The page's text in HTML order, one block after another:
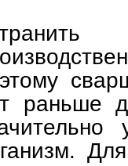
раньше